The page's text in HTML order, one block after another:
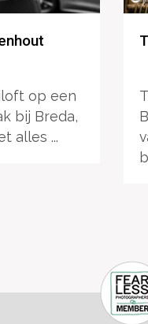
op een
bij Breda,
alles ...